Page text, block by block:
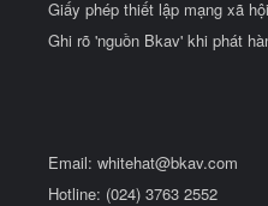
Giấy phép thiết lập mạng xã
Ghi rõ 'nguồn Bkav' khi phát
Email: whitehat@bkav.com
Hotline: (024) 3763 2552